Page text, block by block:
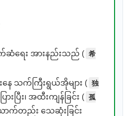
က်ဆံရေး အားနည်းသည် ( 希
သက်ကြီးရွယ်အိုများ ( 独
ပြားပြီး၊ အထီးကျန်ခြင်း ( 孤
ာက်တည်း သေဆုံးခြင်း